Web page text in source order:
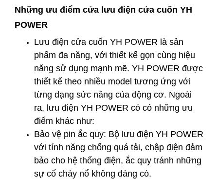
Những ưu điểm cửa lưu điện cửa cuốn YH
POWER
Lưu điện cửa cuốn YH POWER là sản
phẩm đa năng, với thiết kế gọn cùng hiệu
năng sử dụng mạnh mẽ. YH POWER được
thiết kế theo nhiều model tương ứng với
từng dạng sức nâng của động cơ. Ngoài
ra, lưu điện YH POWER có có những ưu
điểm khác như:
Bảo vệ pin ắc quy: Bộ lưu điện YH POWER
với tính năng chống quá tải, chập điện đảm
bảo cho hệ thống điện, ắc quy tránh những
sự cố cháy nổ không đáng có.